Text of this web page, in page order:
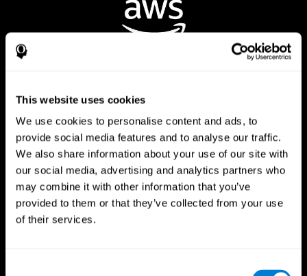
This website uses cookies
We use cookies to personalise content and ads, to
provide social media features and to analyse our traffic.
We also share information about your use of our site with
our social media, advertising and analytics partners who
may combine it with other information that you’ve
provided to them or that they’ve collected from your use
of their services.
تطبيق CogniFit